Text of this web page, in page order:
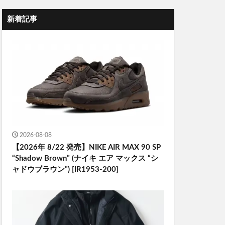
新着記事
2026-08-08
【2026年 8/22 発売】NIKE AIR MAX 90 SP
“Shadow Brown” (ナイキ エア マックス “シ
ャドウブラウン”) [IR1953-200]